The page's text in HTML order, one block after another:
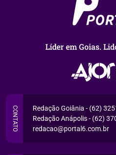
Líder em Goias.
CONTATO
Redação Goiânia - (62)
Redação Anápolis - (62)
redacao@portal6.com.br